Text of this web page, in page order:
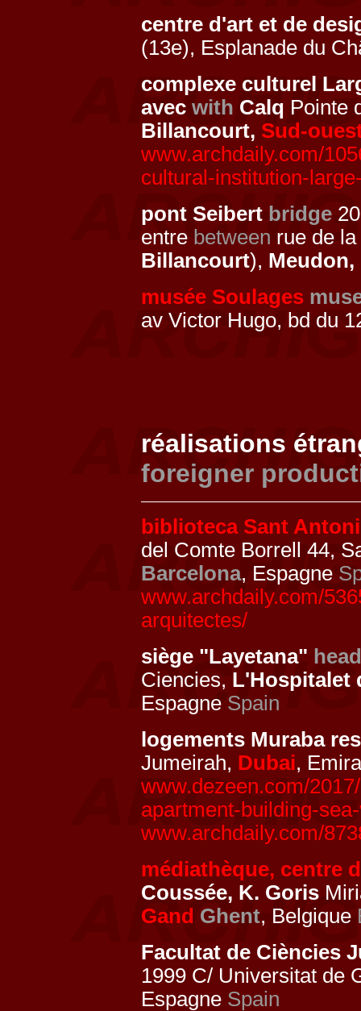
centre d'art et de
(13e), Esplanade du
complexe culturel
avec with Calq Pointe
Billancourt, Sud-
www.archdaily.com/
cultural-institution-
pont Seibert bridge
entre between rue de
Billancourt), Meudon,
musée Soulages
av Victor Hugo, bd du
réalisations
foreigner
biblioteca Sant
del Comte Borrell 44,
Barcelona, Espagne
www.archdaily.com/
arquitectes/
siège "Layetana"
Ciencies, L'Hospitalet
Espagne Spain
logements Muraba
Jumeirah, Dubai,
www.dezeen.com/
apartment-building-
www.archdaily.com/
médiathèque, centre
Coussée, K. Goris
Gand Ghent, Belgique
Facultat de Ciències
1999 C/ Universitat de
Espagne Spain